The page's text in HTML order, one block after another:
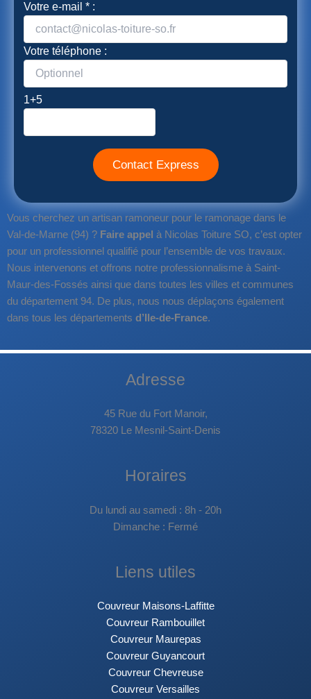
Votre e-mail * :
Votre téléphone :
1+5
Vous cherchez un artisan ramoneur pour le ramonage dans le
Val-de-Marne (94) ? Faire appel à Nicolas Toiture SO, c’est opter
pour un professionnel qualifié pour l’ensemble de vos travaux.
Nous intervenons et offrons notre professionnalisme à Saint-
Maur-des-Fossés ainsi que dans toutes les villes et communes
du département 94. De plus, nous nous déplaçons également
dans tous les départements d’Ile-de-France.
Adresse
45 Rue du Fort Manoir,
78320 Le Mesnil-Saint-Denis
Horaires
Du lundi au samedi : 8h - 20h
Dimanche : Fermé
Liens utiles
Couvreur Maisons-Laffitte
Couvreur Rambouillet
Couvreur Maurepas
Couvreur Guyancourt
Couvreur Chevreuse
Couvreur Versailles